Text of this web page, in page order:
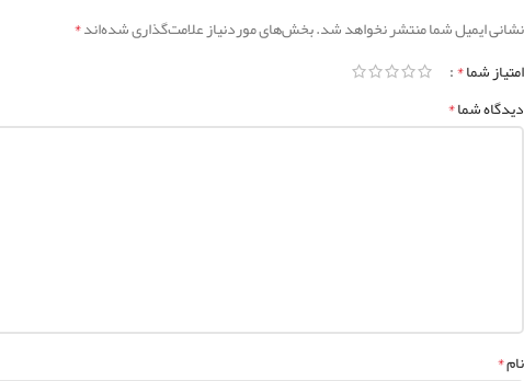
نشانی ایمیل شما منتشر نخواهد شد.بخش‌های موردنیاز علامت‌گذاری شده‌اند*
امتیاز شما*
دیدگاه شما*
نام*